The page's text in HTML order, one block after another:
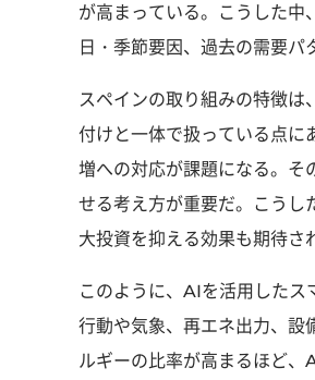
が高まっている。こうした中
日・季節要因、過去の需要パ
スペインの取り組みの特徴は
付けと一体で扱っている点に
増への対応が課題になる。そ
せる考え方が重要だ。こうし
大投資を抑える効果も期待さ
このように、AIを活用したス
行動や気象、再エネ出力、設
ルギーの比率が高まるほど